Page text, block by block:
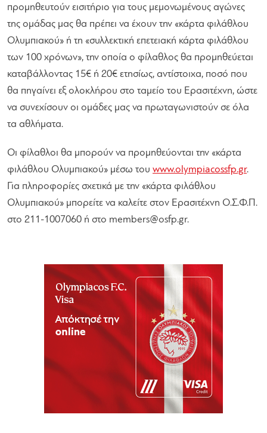
προμηθευτούν εισιτήριο για τους μεμονωμένους αγώνες
της ομάδας μας θα πρέπει να έχουν την «κάρτα φιλάθλου
Ολυμπιακού» ή τη «συλλεκτική επετειακή κάρτα φιλάθλου
των 100 χρόνων», την οποία ο φίλαθλος θα προμηθεύεται
καταβάλλοντας 15€ ή 20€ ετησίως, αντίστοιχα, ποσό που
θα πηγαίνει εξ ολοκλήρου στο ταμείο του Ερασιτέχνη, ώστε
να συνεχίσουν οι ομάδες μας να πρωταγωνιστούν σε όλα
τα αθλήματα.
Οι φίλαθλοι θα μπορούν να προμηθεύονται την «κάρτα
φιλάθλου Ολυμπιακού» μέσω του www.olympiacossfp.gr.
Για πληροφορίες σχετικά με την «κάρτα φιλάθλου
Ολυμπιακού» μπορείτε να καλείτε στον Ερασιτέχνη Ο.Σ.Φ.Π.
στο 211-1007060 ή στο members@osfp.gr.